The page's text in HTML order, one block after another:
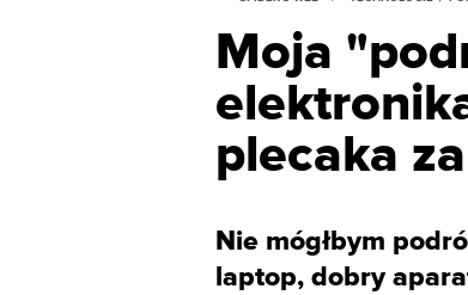
Moja
plecaka
Nie mógłbym
laptop, dobry